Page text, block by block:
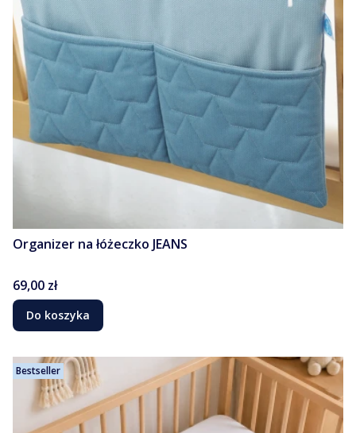
Organizer na łóżeczko JEANS
Cena
69,00 zł
Do koszyka
Bestseller